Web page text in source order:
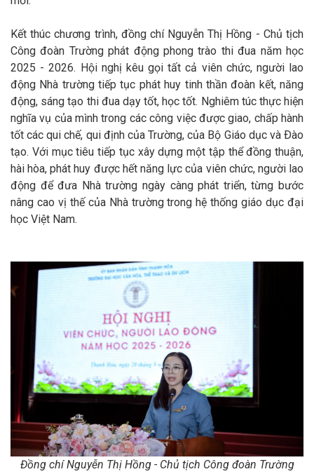
Kết thúc chương trình, đồng chí Nguyễn Thị Hồng - Chủ tịch
Công đoàn Trường phát động phong trào thi đua năm học
2025 - 2026. Hội nghị kêu gọi tất cả viên chức, người lao
động Nhà trường tiếp tục phát huy tinh thần đoàn kết, năng
động, sáng tạo thi đua dạy tốt, học tốt. Nghiêm túc thực hiện
nghĩa vụ của mình trong các công việc được giao, chấp hành
tốt các qui chế, qui định của Trường, của Bộ Giáo dục và Ðào
tạo. Với mục tiêu tiếp tục xây dựng một tập thể đồng thuận,
hài hòa, phát huy được hết năng lực của viên chức, người lao
động để đưa Nhà trường ngày càng phát triển, từng bước
nâng cao vị thế của Nhà trường trong hệ thống giáo dục đại
học Việt Nam.
Đồng chí Nguyễn Thị Hồng - Chủ tịch Công đoàn Trường